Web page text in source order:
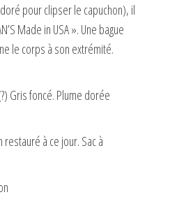
pour clipser le capuchon), il
Made in USA ». Une bague
le corps à son extrémité.
Gris foncé. Plume dorée
à ce jour. Sac à